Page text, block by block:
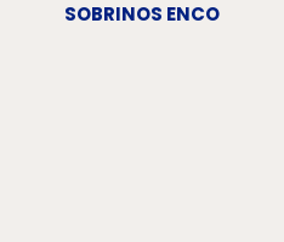
SOBRINOS ENCO